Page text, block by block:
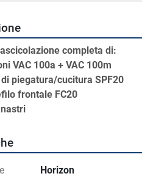
completa di:
VAC 100a + VAC 100m
piegatura/cucitura SPF20
frontale FC20
Horizon